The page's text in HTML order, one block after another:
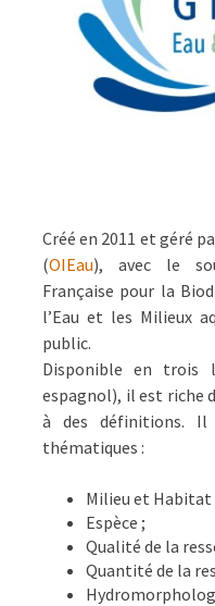
Créé en 2011 et géré
(OIEau), avec le
Française pour la
l’Eau et les Milieux
public.
Disponible en trois
espagnol), il est riche
à des définitions.
thématiques :
Milieu et Habitat
Espèce ;
Qualité de la
Quantité de la